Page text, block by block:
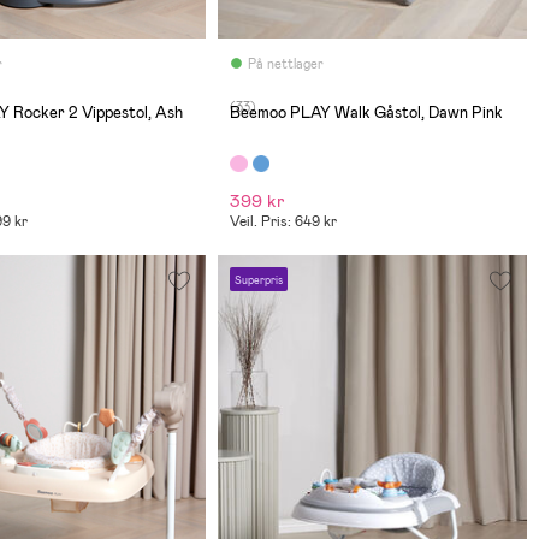
Rocker 2 Vippestol, Ash
kr
På nettlager
(33)
Beemoo PLAY Walk Gåstol, Dawn Pink
399 kr
Veil. Pris: 649 kr
Superpris